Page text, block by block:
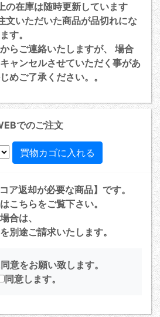
の在庫は随時更新しています
文いただいた商品が品切れにな
す。
らご連絡いたしますが、 場合
ャンセルさせていただく事があ
めご了承ください。。
でのご注文
ア返却が必要な商品】です。
こちらをご覧下さい。
合は、
別途ご請求いたします。
意をお願い致します。
同意します。